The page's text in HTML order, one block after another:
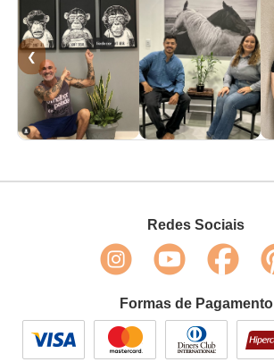
❮
Redes Sociais
Formas de Pagamento